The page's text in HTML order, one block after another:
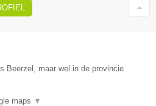
Beerzel, maar wel in de provincie
maps ▼